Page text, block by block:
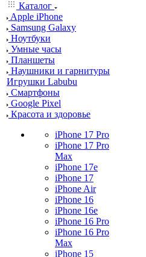
Каталог
Apple iPhone
Samsung Galaxy
Ноутбуки
Умные часы
Планшеты
Наушники и гарнитуры
Игрушки Labubu
Смартфоны
Google Pixel
Красота и здоровье
iPhone 17 Pro
iPhone 17 Pro
Max
iPhone 17e
iPhone 17
iPhone Air
iPhone 16
iPhone 16e
iPhone 16 Pro
iPhone 16 Pro
Max
iPhone 15